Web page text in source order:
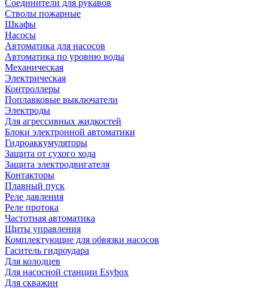
Соединители для рукавов
Стволы пожарные
Шкафы
Насосы
Автоматика для насосов
Автоматика по уровню воды
Механическая
Электрическая
Контроллеры
Поплавковые выключатели
Электроды
Для агрессивных жидкостей
Блоки электронной автоматики
Гидроаккумуляторы
Защита от сухого хода
Защита электродвигателя
Контакторы
Плавный пуск
Реле давления
Реле протока
Частотная автоматика
Щиты управления
Комплектующие для обвязки насосов
Гаситель гидроудара
Для колодцев
Для насосной станции Esybox
Для скважин